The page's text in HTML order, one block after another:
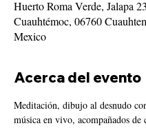
Huerto Roma Verde, Jalapa
Cuauhtémoc, 06760
Mexico
Acerca del evento
Meditación, dibujo al desnudo
música en vivo, acompañados de